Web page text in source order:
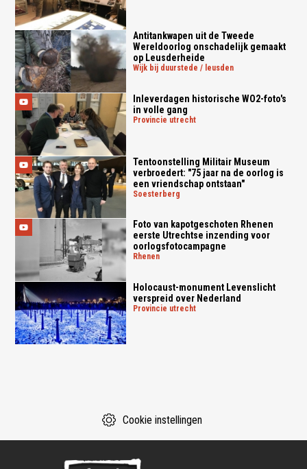
Antitankwapen uit de Tweede
Wereldoorlog onschadelijk gemaakt
op Leusderheide
wijk bij duurstede / leusden
Inleverdagen historische WO2-foto's
in volle gang
provincie utrecht
Tentoonstelling Militair Museum
verbroedert: "75 jaar na de oorlog is
een vriendschap ontstaan"
soesterberg
Foto van kapotgeschoten Rhenen
eerste Utrechtse inzending voor
oorlogsfotocampagne
rhenen
Holocaust-monument Levenslicht
verspreid over Nederland
provincie utrecht
Cookie instellingen